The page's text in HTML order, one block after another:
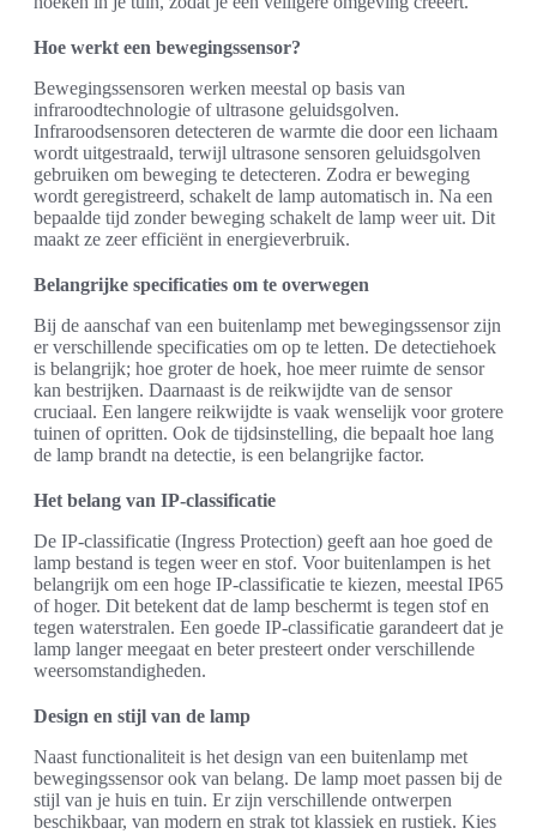
Hoe werkt een bewegingssensor?
Bewegingssensoren werken meestal op basis van
infraroodtechnologie of ultrasone geluidsgolven.
Infraroodsensoren detecteren de warmte die door een lichaam
wordt uitgestraald, terwijl ultrasone sensoren geluidsgolven
gebruiken om beweging te detecteren. Zodra er beweging
wordt geregistreerd, schakelt de lamp automatisch in. Na een
bepaalde tijd zonder beweging schakelt de lamp weer uit. Dit
maakt ze zeer efficiënt in energieverbruik.
Belangrijke specificaties om te overwegen
Bij de aanschaf van een buitenlamp met bewegingssensor zijn
er verschillende specificaties om op te letten. De detectiehoek
is belangrijk; hoe groter de hoek, hoe meer ruimte de sensor
kan bestrijken. Daarnaast is de reikwijdte van de sensor
cruciaal. Een langere reikwijdte is vaak wenselijk voor grotere
tuinen of opritten. Ook de tijdsinstelling, die bepaalt hoe lang
de lamp brandt na detectie, is een belangrijke factor.
Het belang van IP-classificatie
De IP-classificatie (Ingress Protection) geeft aan hoe goed de
lamp bestand is tegen weer en stof. Voor buitenlampen is het
belangrijk om een hoge IP-classificatie te kiezen, meestal IP65
of hoger. Dit betekent dat de lamp beschermt is tegen stof en
tegen waterstralen. Een goede IP-classificatie garandeert dat je
lamp langer meegaat en beter presteert onder verschillende
weersomstandigheden.
Design en stijl van de lamp
Naast functionaliteit is het design van een buitenlamp met
bewegingssensor ook van belang. De lamp moet passen bij de
stijl van je huis en tuin. Er zijn verschillende ontwerpen
beschikbaar, van modern en strak tot klassiek en rustiek. Kies